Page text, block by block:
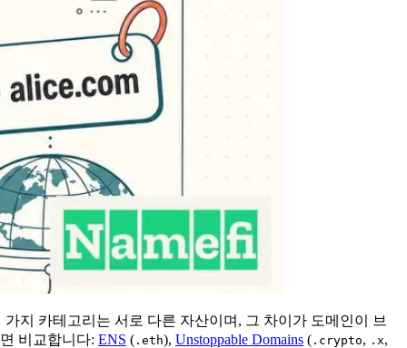
지 카테고리는 서로 다른 자산이며, 그 차이가 도메인이 브
비교합니다: ENS ( .eth), Unstoppable Domains ( .crypto, .x,